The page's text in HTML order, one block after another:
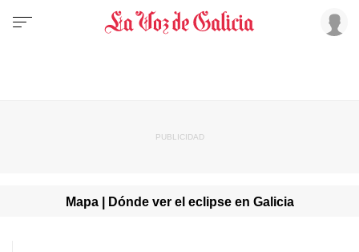
Mapa | Dónde ver el eclipse en Galicia